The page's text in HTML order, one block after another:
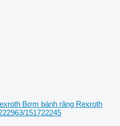
Bơm bánh răng Rexroth
151722245